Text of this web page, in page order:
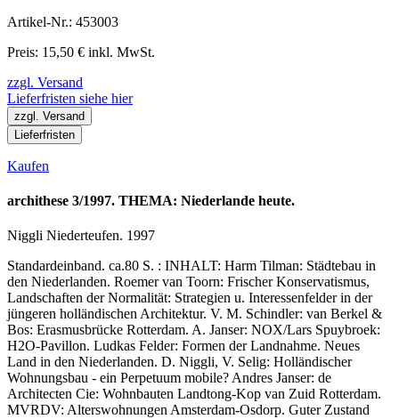
Artikel-Nr.: 453003
Preis: 15,50 € inkl. MwSt.
zzgl. Versand
Lieferfristen siehe hier
zzgl. Versand
Lieferfristen
Kaufen
archithese 3/1997. THEMA: Niederlande heute.
Niggli Niederteufen. 1997
Standardeinband. ca.80 S. : INHALT: Harm Tilman: Städtebau in
den Niederlanden. Roemer van Toorn: Frischer Konservatismus,
Landschaften der Normalität: Strategien u. Interessenfelder in der
jüngeren holländischen Architektur. V. M. Schindler: van Berkel &
Bos: Erasmusbrücke Rotterdam. A. Janser: NOX/Lars Spuybroek:
H2O-Pavillon. Ludkas Felder: Formen der Landnahme. Neues
Land in den Niederlanden. D. Niggli, V. Selig: Holländischer
Wohnungsbau - ein Perpetuum mobile? Andres Janser: de
Architecten Cie: Wohnbauten Landtong-Kop van Zuid Rotterdam.
MVRDV: Alterswohnungen Amsterdam-Osdorp. Guter Zustand